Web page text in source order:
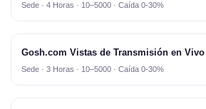
Sede · 4 Horas · 10–5000 · Caída 0-30%
Gosh.com Vistas de Transmisión en Vivo
Sede · 3 Horas · 10–5000 · Caída 0-30%